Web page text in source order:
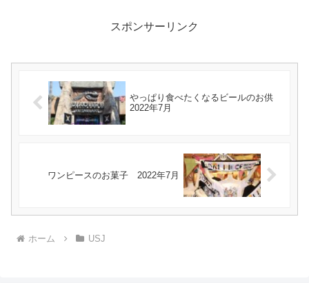
スポンサーリンク
やっぱり食べたくなるビールのお供
2022年7月
ワンピースのお菓子 2022年7月
ホーム USJ